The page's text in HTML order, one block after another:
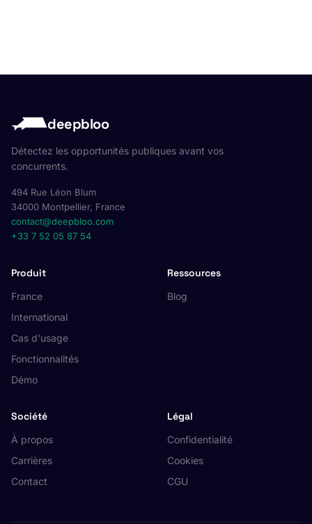
deepbloo
Détectez les opportunités publiques avant vos
concurrents.
494 Rue Léon Blum
34000 Montpellier, France
contact@deepbloo.com
+33 7 52 05 87 54
Produit
France
International
Cas d'usage
Fonctionnalités
Démo
Ressources
Blog
Société
À propos
Carrières
Contact
Légal
Confidentialité
Cookies
CGU